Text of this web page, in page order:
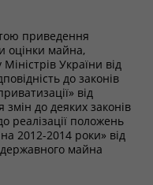
приведення
оцінки майна,
України від
до законів
від
до деяких законів
реалізації положень
2012-2014 роки» від
майна